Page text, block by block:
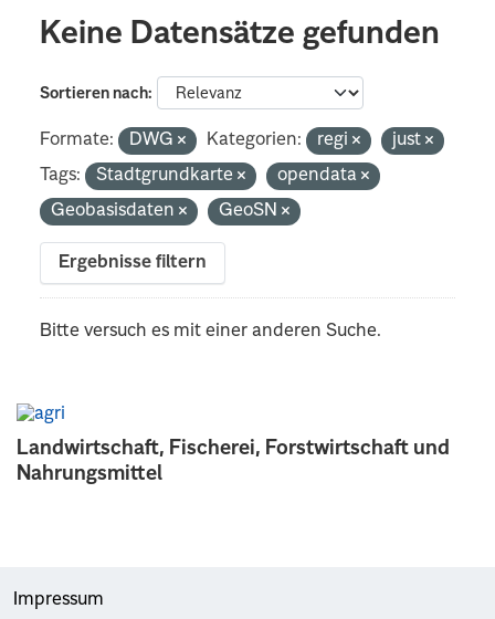
Landwirtschaft, Fischerei, Forstwirtschaft und
Nahrungsmittel
Keine Datensätze gefunden
Sortieren nach
Formate: DWG Kategorien: regi
just
Tags:
Stadtgrundkarte
opendata
Geobasisdaten
GeoSN
Ergebnisse filtern
Bitte versuch es mit einer anderen Suche.
Impressum